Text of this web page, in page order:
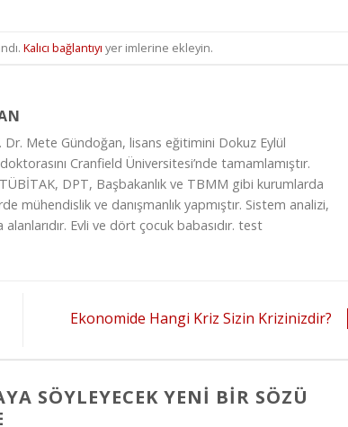
Kalıcı bağlantıyı yer imlerine ekleyin.
Dr. Mete Gündoğan, lisans eğitimini Dokuz Eylül
Cranfield Üniversitesi’nde tamamlamıştır.
TÜBİTAK, DPT, Başbakanlık ve TBMM gibi kurumlarda
mühendislik ve danışmanlık yapmıştır. Sistem analizi,
Evli ve dört çocuk babasıdır. test
Ekonomide Hangi Kriz Sizin Krizinizdir?
SÖYLEYECEK YENI BIR SÖZÜ